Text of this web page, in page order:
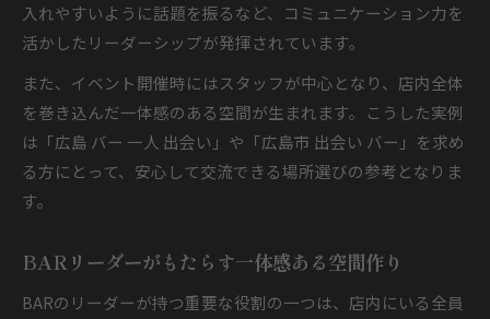
入れやすいように話題を振るなど、コミュニケーション力を
活かしたリーダーシップが発揮されています。
また、イベント開催時にはスタッフが中心となり、店内全体
を巻き込んだ一体感のある空間が生まれます。こうした実例
は「広島 バー 一人 出会い」や「広島市 出会い バー」を求め
る方にとって、安心して交流できる場所選びの参考となりま
す。
BARリーダーがもたらす一体感ある空間作り
BARのリーダーが持つ重要な役割の一つは、店内にいる全員